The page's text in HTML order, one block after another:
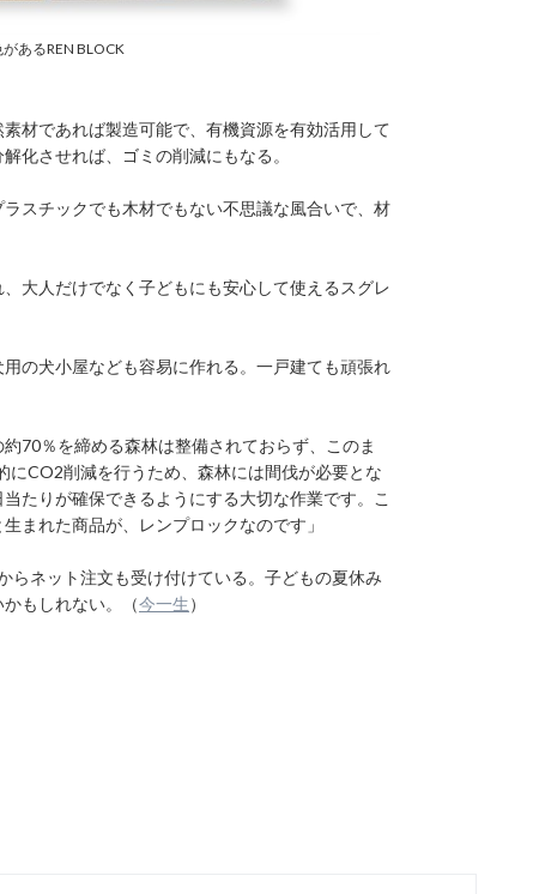
あるREN BLOCK
材であれば製造可能で、有機資源を有効活用して
化させれば、ゴミの削減にもなる。
スチックでも木材でもない不思議な風合いで、材
大人だけでなく子どもにも安心して使えるスグレ
の犬小屋なども容易に作れる。一戸建ても頑張れ
70％を締める森林は整備されておらず、このま
にCO2削減を行うため、森林には間伐が必要とな
たりが確保できるようにする大切な作業です。こ
まれた商品が、レンプロックなのです」
らネット注文も受け付けている。子どもの夏休み
もしれない。（今一生）